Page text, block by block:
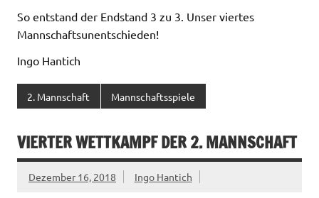
So entstand der Endstand 3 zu 3. Unser viertes
Mannschaftsunentschieden!
Ingo Hantich
2. Mannschaft Mannschaftsspiele
VIERTER WETTKAMPF DER 2. MANNSCHAFT
Dezember 16, 2018 Ingo Hantich